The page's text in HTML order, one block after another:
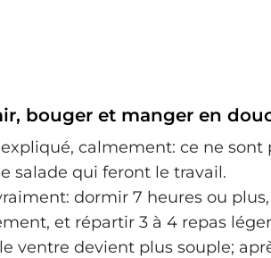
bouger et manger en
calmement: ce ne sont
salade qui feront le travail.
dormir 7 heures ou plus,
et répartir 3 à 4 repas
ventre devient plus souple;